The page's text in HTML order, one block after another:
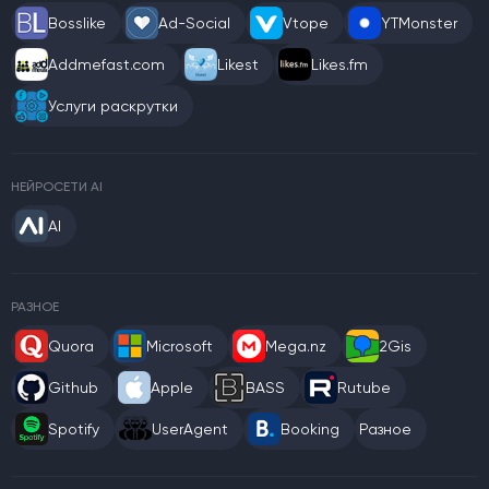
Bosslike Ad-Social Vtope YTMonster
Addmefast.com Likest Likes.fm
Услуги раскрутки
НЕЙРОСЕТИ AI
AI
РАЗНОЕ
Quora Microsoft Mega.nz 2Gis
Github Apple BASS Rutube
Spotify UserAgent Booking Разное